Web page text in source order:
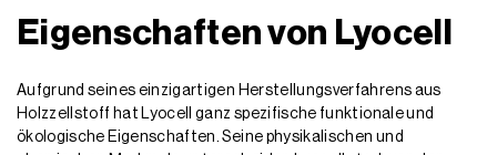
Eigenschaften von Lyocell
Aufgrund seines einzigartigen Herstellungsverfahrens aus
Holzzellstoff hat Lyocell ganz spezifische funktionale und
ökologische Eigenschaften. Seine physikalischen und